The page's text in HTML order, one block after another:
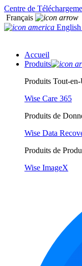
Centre de
Français
English
Accueil
Produits
Produits Tout-
Wise Care 365
Produits de
Wise Data
Produits de
Wise ImageX